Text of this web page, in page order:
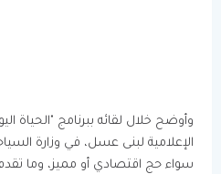
وأوضح خلال لقائه ببرنامج "الحياة
الإعلامية لبنى عسل، في وزارة